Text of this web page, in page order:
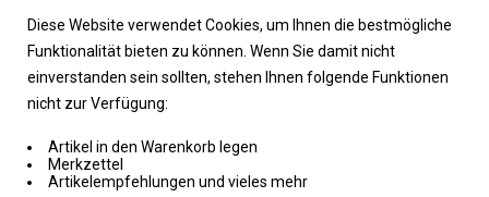
langnachleuchtend
Diese Website verwendet Cookies, um Ihnen die bestmögliche
Funktionalität bieten zu können. Wenn Sie damit nicht
einverstanden sein sollten, stehen Ihnen folgende Funktionen
nicht zur Verfügung:
Artikel in den Warenkorb legen
Merkzettel
Artikelempfehlungen und vieles mehr